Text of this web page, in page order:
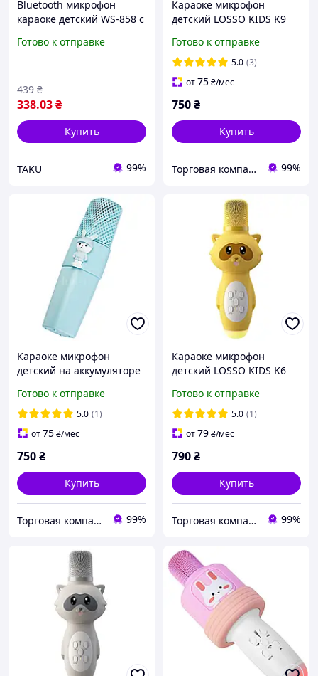
Bluetooth микрофон
караоке детский WS-858 с
светящийся Золотой-
Готово к отправке
338.03₴
439 ₴
Купить
TAKU 99%
Караоке микрофон
детский LOSSO KIDS K9
Готово к отправке
5.0 (3)
от75₴/мес
750₴
Купить
Торговая компания LOSSO 99%
Караоке микрофон
детский на аккумуляторе
голубого цвета
Готово к отправке
5.0 (1)
от75₴/мес
750₴
Купить
Торговая компания LOSSO 99%
Караоке микрофон
детский LOSSO KIDS K6
Готово к отправке
5.0 (1)
от79₴/мес
790₴
Купить
Торговая компания LOSSO 99%